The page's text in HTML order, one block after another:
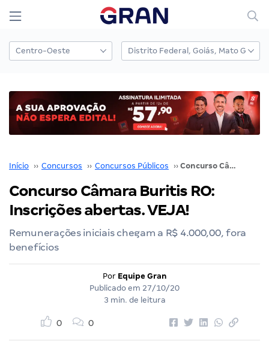
Início ›› Concursos ›› Concursos Públicos ›› Concurso Câmara Buritis RO: Inscrições abertas. VEJA!
Concurso Câmara Buritis RO:
Inscrições abertas. VEJA!
Remunerações iniciais chegam a R$ 4.000,00, fora
benefícios
Por Equipe Gran
Publicado em 27/10/20
3 min. de leitura
0 0